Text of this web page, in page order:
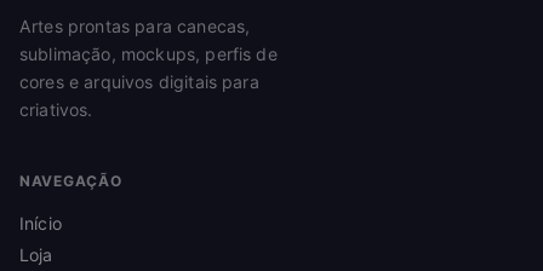
Artes prontas para canecas,
sublimação, mockups, perfis de
cores e arquivos digitais para
criativos.
NAVEGAÇÃO
Início
Loja